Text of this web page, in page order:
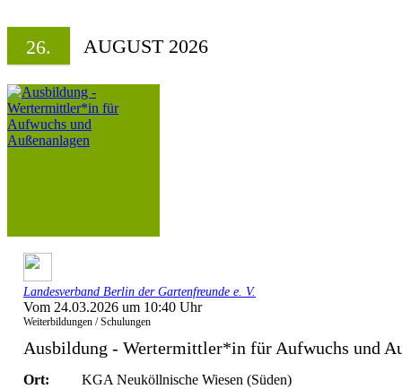
26. AUGUST 2026
Landesverband Berlin der Gartenfreunde e. V.
Vom 24.03.2026 um 10:40 Uhr
Weiterbildungen / Schulungen
Ausbildung - Wertermittler*in für Aufwuchs und
Ort:
KGA Neuköllnische Wiesen (Süden)